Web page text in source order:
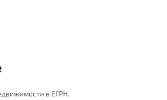
в ЕГРН.